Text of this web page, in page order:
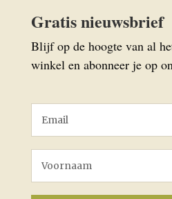
Gratis nieuwsbrief
Blijf op de hoogte van al
winkel en abonneer je op